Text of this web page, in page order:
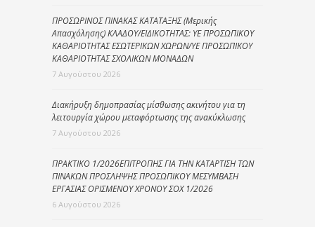
ΠΡΟΣΩΡΙΝΟΣ ΠΙΝΑΚΑΣ ΚΑΤΑΤΑΞΗΣ (Μερικής
Απασχόλησης) ΚΛΑΔΟΥ/ΕΙΔΙΚΟΤΗΤΑΣ: ΥΕ ΠΡΟΣΩΠΙΚΟΥ
ΚΑΘΑΡΙΟΤΗΤΑΣ ΕΣΩΤΕΡΙΚΩΝ ΧΩΡΩΝ/ΥΕ ΠΡΟΣΩΠΙΚΟΥ
ΚΑΘΑΡΙΟΤΗΤΑΣ ΣΧΟΛΙΚΩΝ ΜΟΝΑΔΩΝ
7 Αυγούστου 2026
Διακήρυξη δημοπρασίας μίσθωσης ακινήτου για τη
λειτουργία χώρου μεταφόρτωσης της ανακύκλωσης
7 Αυγούστου 2026
ΠΡΑΚΤΙΚΟ 1/2026ΕΠΙΤΡΟΠΗΣ ΓΙΑ ΤΗΝ ΚΑΤΑΡΤΙΣΗ ΤΩΝ
ΠΙΝΑΚΩΝ ΠΡΟΣΛΗΨΗΣ ΠΡΟΣΩΠΙΚΟΥ ΜΕΣΥΜΒΑΣΗ
ΕΡΓΑΣΙΑΣ ΟΡΙΣΜΕΝΟΥ ΧΡΟΝΟΥ ΣΟΧ 1/2026
6 Αυγούστου 2026